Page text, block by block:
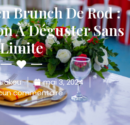
Brunch De Rod :
À Déguster Sans
Limite
mai 3, 2024
commentaire